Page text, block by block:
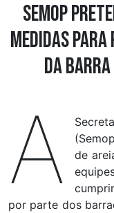
Semop
medidas
da Barra
A
de
por parte dos